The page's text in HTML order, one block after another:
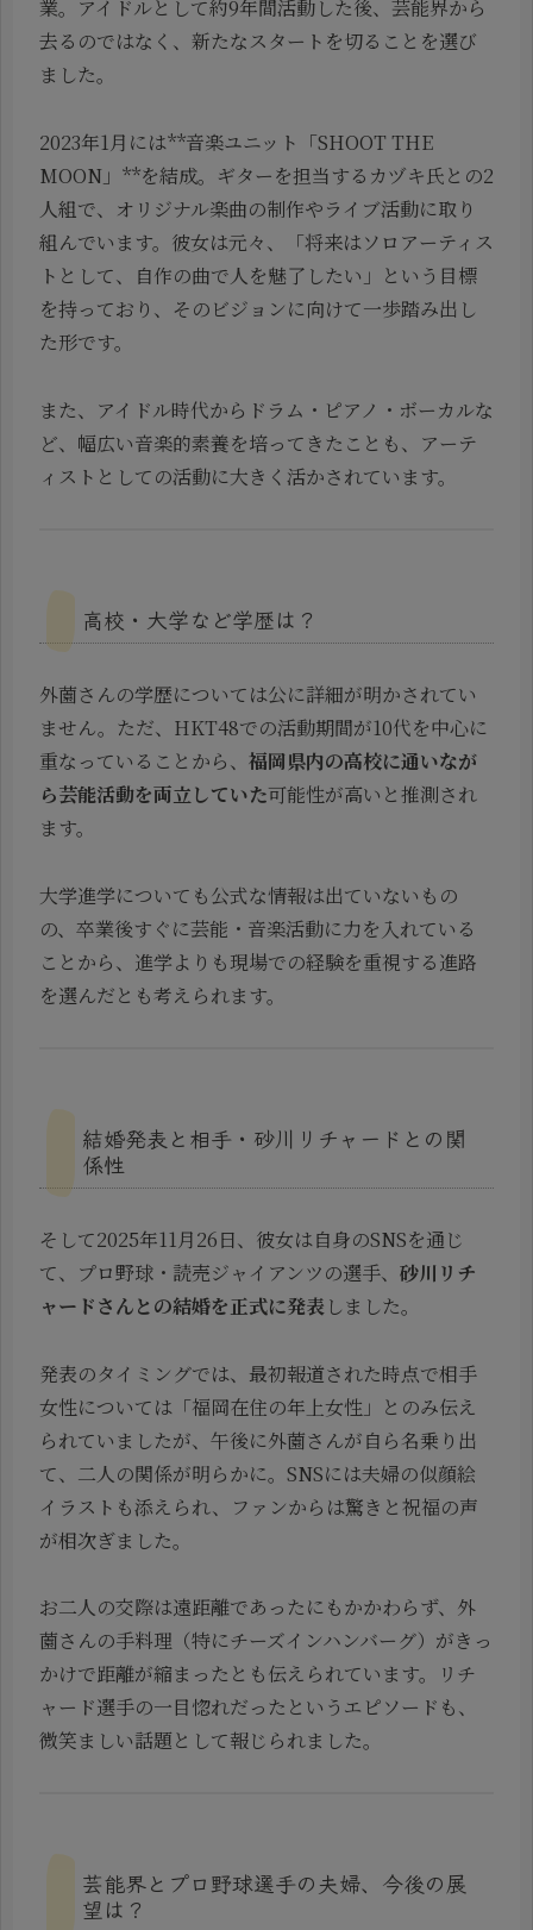
業。アイドルとして約9年間活動した後、芸能界から
去るのではなく、新たなスタートを切ることを選び
ました。
2023年1月には**音楽ユニット「SHOOT THE
MOON」**を結成。ギターを担当するカヅキ氏との2
人組で、オリジナル楽曲の制作やライブ活動に取り
組んでいます。彼女は元々、「将来はソロアーティス
トとして、自作の曲で人を魅了したい」という目標
を持っており、そのビジョンに向けて一歩踏み出し
た形です。
また、アイドル時代からドラム・ピアノ・ボーカルな
ど、幅広い音楽的素養を培ってきたことも、アーテ
ィストとしての活動に大きく活かされています。
高校・大学など学歴は？
外薗さんの学歴については公に詳細が明かされてい
ません。ただ、HKT48での活動期間が10代を中心に
重なっていることから、 福岡県内の高校に通いなが
ら芸能活動を両立していた可能性が高いと推測され
ます。
大学進学についても公式な情報は出ていないもの
の、卒業後すぐに芸能・音楽活動に力を入れている
ことから、進学よりも現場での経験を重視する進路
を選んだとも考えられます。
結婚発表と相手・砂川リチャードとの関
係性
そして2025年11月26日、彼女は自身のSNSを通じ
て、プロ野球・読売ジャイアンツの選手、 砂川リチ
ャードさんとの結婚を正式に発表しました。
発表のタイミングでは、最初報道された時点で相手
女性については「福岡在住の年上女性」とのみ伝え
られていましたが、午後に外薗さんが自ら名乗り出
て、二人の関係が明らかに。SNSには夫婦の似顔絵
イラストも添えられ、ファンからは驚きと祝福の声
が相次ぎました。
お二人の交際は遠距離であったにもかかわらず、外
薗さんの手料理（特にチーズインハンバーグ）がきっ
かけで距離が縮まったとも伝えられています。リチ
ャード選手の一目惚れだったというエピソードも、
微笑ましい話題として報じられました。
芸能界とプロ野球選手の夫婦、今後の展
望は？